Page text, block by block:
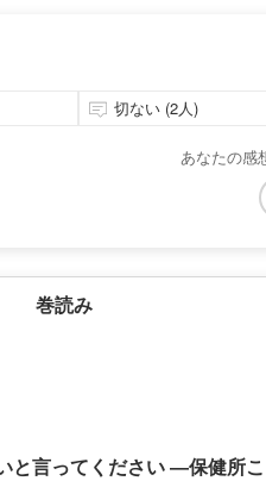
切ない (2人)
あなたの感
巻読み
と言ってください ―保健所